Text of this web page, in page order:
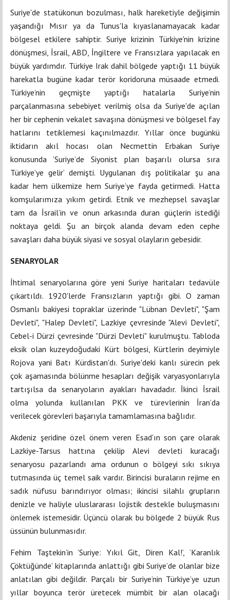
Suriye'de statükonun bozulması, halk hareketiyle değişimin
yaşandığı Mısır ya da Tunus'la kıyaslanamayacak kadar
bölgesel etkilere sahiptir. Suriye krizinin Türkiye'nin krizine
dönüşmesi, İsrail, ABD, İngiltere ve Fransızlara yapılacak en
büyük yardımdır. Türkiye Irak dahil bölgede yaptığı 11 büyük
harekatla bugüne kadar terör koridoruna müsaade etmedi.
Türkiye’nin geçmişte yaptığı hatalarla Suriye’nin
parçalanmasına sebebiyet verilmiş olsa da Suriye'de açılan
her bir cephenin vekalet savaşına dönüşmesi ve bölgesel fay
hatlarını tetiklemesi kaçınılmazdır. Yıllar önce bugünkü
iktidarın akıl hocası olan Necmettin Erbakan Suriye
konusunda ‘Suriye’de Siyonist plan başarılı olursa sıra
Türkiye’ye gelir’ demişti. Uygulanan dış politikalar şu ana
kadar hem ülkemize hem Suriye’ye fayda getirmedi. Hatta
komşularımıza yıkım getirdi. Etnik ve mezhepsel savaşlar
tam da İsrail’in ve onun arkasında duran güçlerin istediği
noktaya geldi. Şu an birçok alanda devam eden cephe
savaşları daha büyük siyasi ve sosyal olayların gebesidir.
SENARYOLAR
İhtimal senaryolarına göre yeni Suriye haritaları tedavüle
çıkartıldı. 1920'lerde Fransızların yaptığı gibi. O zaman
Osmanlı bakiyesi topraklar üzerinde "Lübnan Devleti", "Şam
Devleti", "Halep Devleti", Lazkiye çevresinde "Alevi Devleti",
Cebel-i Dürzi çevresinde "Dürzi Devleti" kurulmuştu. Tabloda
eksik olan kuzeydoğudaki Kürt bölgesi, Kürtlerin deyimiyle
Rojova yani Batı Kürdistan'dı. Suriye'deki kanlı sürecin pek
çok aşamasında bölünme hesapları değişik varyasyonlarıyla
tartışılsa da senaryoların ayakları havadadır. İkinci İsrail
olma yolunda kullanılan PKK ve türevlerinin İran’da
verilecek görevleri başarıyla tamamlamasına bağlıdır.
Akdeniz şeridine özel önem veren Esad'ın son çare olarak
Lazkiye-Tarsus hattına çekilip Alevi devleti kuracağı
senaryosu pazarlandı ama ordunun o bölgeyi sıkı sıkıya
tutmasında üç temel saik vardır. Birincisi buraların rejime en
sadık nüfusu barındırıyor olması; ikincisi silahlı grupların
denizle ve haliyle uluslararası lojistik destekle buluşmasını
önlemek istemesidir. Üçüncü olarak bu bölgede 2 büyük Rus
üssünün bulunmasıdır.
Fehim Taştekin’in ‘Suriye: Yıkıl Git, Diren Kal!’, ‘Karanlık
Çöktüğünde’ kitaplarında anlattığı gibi Suriye’de olanlar bize
anlatılan gibi değildir. Parçalı bir Suriye’nin Türkiye’ye uzun
yıllar boyunca terör üretecek mümbit bir alan olacağı